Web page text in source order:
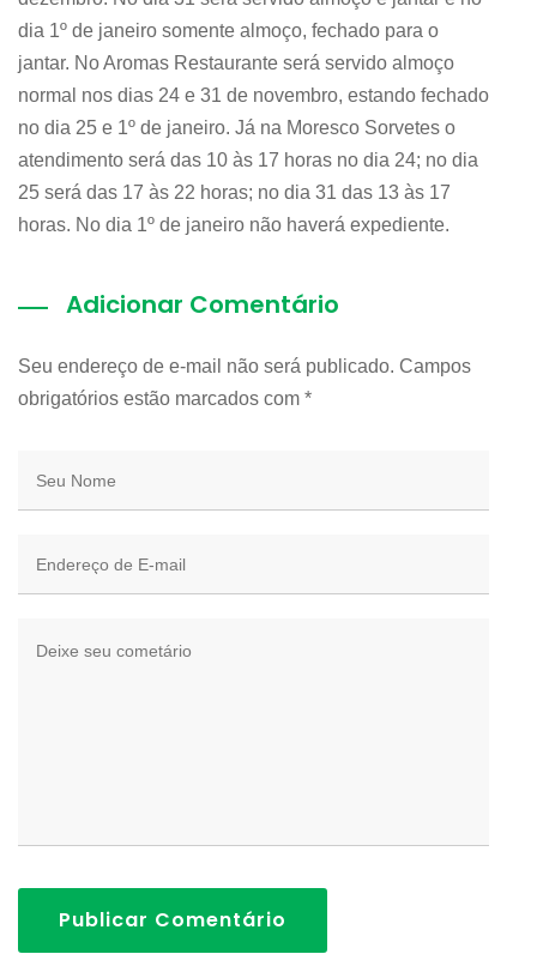
dia 1º de janeiro somente almoço, fechado para o
jantar. No Aromas Restaurante será servido almoço
normal nos dias 24 e 31 de novembro, estando fechado
no dia 25 e 1º de janeiro. Já na Moresco Sorvetes o
atendimento será das 10 às 17 horas no dia 24; no dia
25 será das 17 às 22 horas; no dia 31 das 13 às 17
horas. No dia 1º de janeiro não haverá expediente.
Adicionar Comentário
Seu endereço de e-mail não será publicado. Campos
obrigatórios estão marcados com *
Publicar Comentário